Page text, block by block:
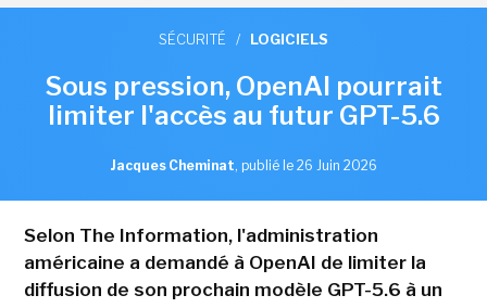
SÉCURITÉ / LOGICIELS
Sous pression, OpenAI pourrait
limiter l'accès au futur GPT-5.6
Jacques Cheminat, publié le 26 Juin 2026
Selon The Information, l'administration
américaine a demandé à OpenAI de limiter la
diffusion de son prochain modèle GPT-5.6 à un